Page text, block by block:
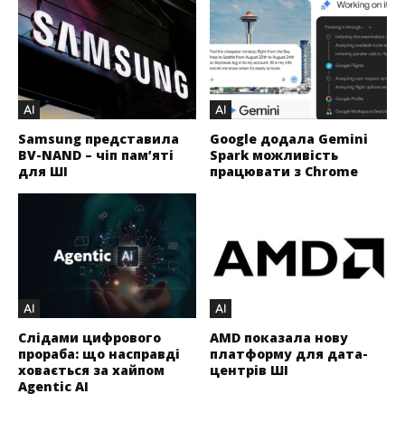
AI
Samsung представила
BV-NAND – чіп пам’яті
для ШІ
AI
Google додала Gemini
Spark можливість
працювати з Chrome
AI
Слідами цифрового
прораба: що насправді
ховається за хайпом
Agentic AI
AI
AMD показала нову
платформу для дата-
центрів ШІ